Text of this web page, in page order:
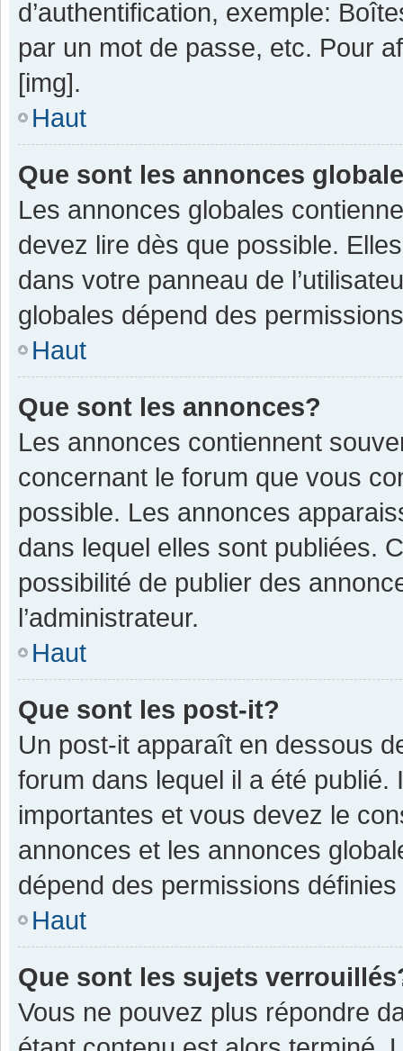
d’authentification, exemple:
par un mot de passe, etc. Pour
[img].
Haut
Que sont les annonces
Les annonces globales
devez lire dès que possible.
dans votre panneau de
globales dépend des
Haut
Que sont les annonces?
Les annonces contiennent
concernant le forum que vous
possible. Les annonces
dans lequel elles sont publiées.
possibilité de publier des
l’administrateur.
Haut
Que sont les post-it?
Un post-it apparaît en dessous
forum dans lequel il a été
importantes et vous devez le
annonces et les annonces
dépend des permissions définies
Haut
Que sont les sujets
Vous ne pouvez plus répondre